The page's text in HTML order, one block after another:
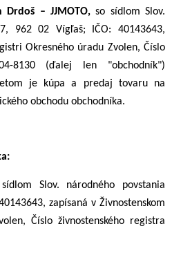
Drdoš – JJMOTO, so sídlom Slov.
, 962 02 Vígľaš; IČO: 40143643,
Okresného úradu Zvolen, Číslo
8130 (ďalej len "obchodník")
je kúpa a predaj tovaru na
obchodu obchodníka.
Slov. národného povstania
zapísaná v Živnostenskom
Číslo živnostenského registra